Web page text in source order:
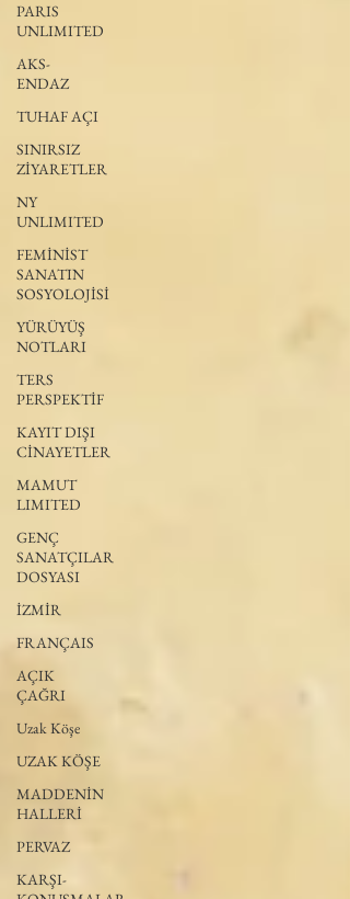
PARIS
UNLIMITED
AKS-
ENDAZ
TUHAF AÇI
SINIRSIZ
ZİYARETLER
NY
UNLIMITED
FEMİNİST
SANATIN
SOSYOLOJİSİ
YÜRÜYÜŞ
NOTLARI
TERS
PERSPEKTİF
KAYIT DIŞI
CİNAYETLER
MAMUT
LIMITED
GENÇ
SANATÇILAR
DOSYASI
İZMİR
FRANÇAIS
AÇIK
ÇAĞRI
Uzak Köşe
UZAK KÖŞE
MADDENİN
HALLERİ
PERVAZ
KARŞI-